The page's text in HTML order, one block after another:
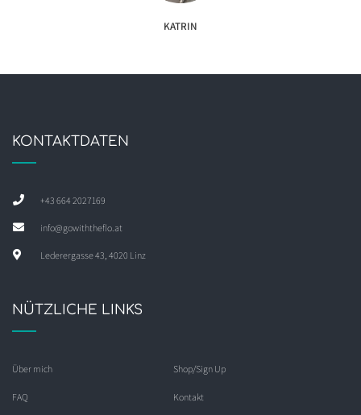
KATRIN
KONTAKTDATEN
+43 664 2027169
info@gowiththeflo.at
Lederergasse 43, 4020 Linz
NÜTZLICHE LINKS
Über mich Shop/Sign Up
FAQ Kontakt